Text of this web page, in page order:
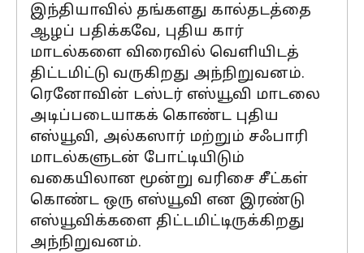
இந்தியாவில் தங்களது கால்தடத்தை
ஆழப் பதிக்கவே, புதிய கார்
மாடல்களை விரைவில் வெளியிடத்
திட்டமிட்டு வருகிறது அந்நிறுவனம்.
ரெனோவின் டஸ்டர் எஸ்யூவி மாடலை
அடிப்படையாகக் கொண்ட புதிய
எஸ்யூவி, அல்கஸார் மற்றும் சஃபாரி
மாடல்களுடன் போட்டியிடும்
வகையிலான மூன்று வரிசை சீட்கள்
கொண்ட ஒரு எஸ்யூவி என இரண்டு
எஸ்யூவிக்களை திட்டமிட்டிருக்கிறது
அந்நிறுவனம்.